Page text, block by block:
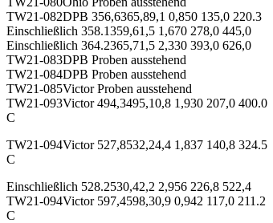
TW21-082DPB 356,6365,89,1 0,850 135,0 220.3
Einschließlich 358.1359,61,5 1,670 278,0 445,0
Einschließlich 364.2365,71,5 2,330 393,0 626,0
TW21-083DPB Proben ausstehend
TW21-084DPB Proben ausstehend
TW21-085Victor Proben ausstehend
TW21-093Victor 494,3495,10,8 1,930 207,0 400.0
C
TW21-094Victor 527,8532,24,4 1,837 140,8 324.5
C
Einschließlich 528.2530,42,2 2,956 226,8 522,4
TW21-094Victor 597,4598,30,9 0,942 117,0 211.2
C